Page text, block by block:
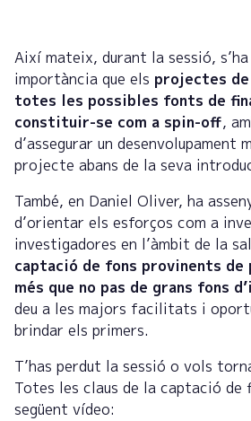
Així mateix, durant la sessió,
importància que els projectes
totes les possibles fonts de
constituir-se com a spin-off,
d’assegurar un desenvolupament
projecte abans de la seva
També, en Daniel Oliver, ha
d’orientar els esforços com a
investigadores en l’àmbit de la
captació de fons provinents
més que no pas de grans fons
deu a les majors facilitats i
brindar els primers.
T’has perdut la sessió o vols
Totes les claus de la captació de
següent vídeo: